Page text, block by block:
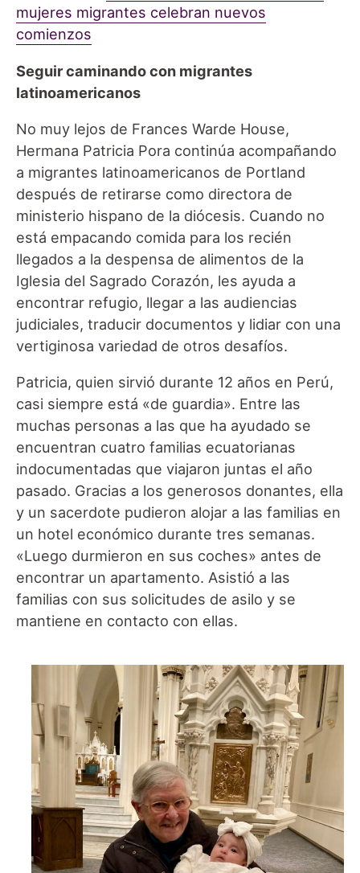
mujeres migrantes celebran nuevos
comienzos
Seguir caminando con migrantes
latinoamericanos
No muy lejos de Frances Warde House,
Hermana Patricia Pora continúa acompañando
a migrantes latinoamericanos de Portland
después de retirarse como directora de
ministerio hispano de la diócesis. Cuando no
está empacando comida para los recién
llegados a la despensa de alimentos de la
Iglesia del Sagrado Corazón, les ayuda a
encontrar refugio, llegar a las audiencias
judiciales, traducir documentos y lidiar con una
vertiginosa variedad de otros desafíos.
Patricia, quien sirvió durante 12 años en Perú,
casi siempre está «de guardia». Entre las
muchas personas a las que ha ayudado se
encuentran cuatro familias ecuatorianas
indocumentadas que viajaron juntas el año
pasado. Gracias a los generosos donantes, ella
y un sacerdote pudieron alojar a las familias en
un hotel económico durante tres semanas.
«Luego durmieron en sus coches» antes de
encontrar un apartamento. Asistió a las
familias con sus solicitudes de asilo y se
mantiene en contacto con ellas.